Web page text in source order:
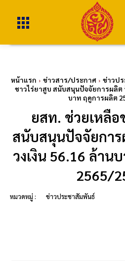
หน้าแรก ข่าวสาร/ประกาศ ข่าวป
ชาวไร่ยาสูบ สนับสนุนปัจจัยการผลิต
บาท ฤดูการผลิต
ยสท. ช่วยเหลือ
สนับสนุนปัจจัยการ
วงเงิน 56.16 ล้าน
2565/
หมวดหมู่ : ข่าวประชาสัมพันธ์